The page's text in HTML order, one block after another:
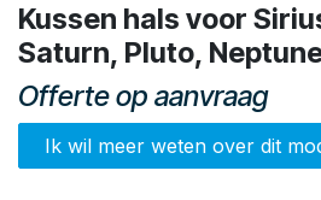
Kussen hals voor
Saturn, Pluto,
Offerte op aanvraag
Ik wil meer weten over dit